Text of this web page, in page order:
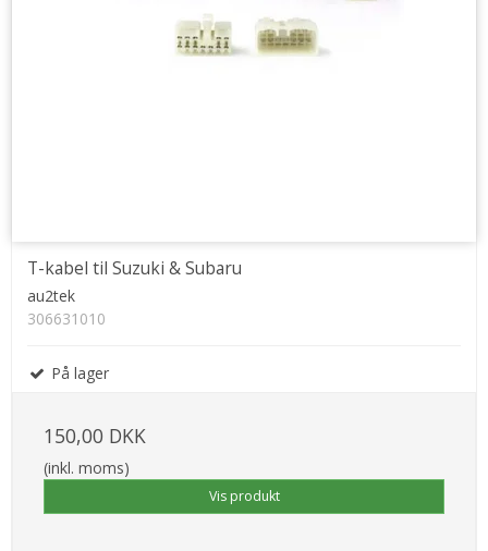
T-kabel til Suzuki & Subaru
au2tek
306631010
På lager
150,00 DKK
(inkl. moms)
Vis produkt